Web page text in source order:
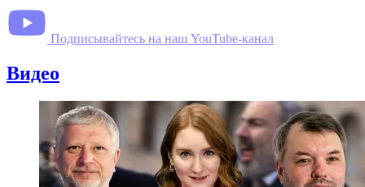
Подписывайтесь на наш YouTube-канал
Видео